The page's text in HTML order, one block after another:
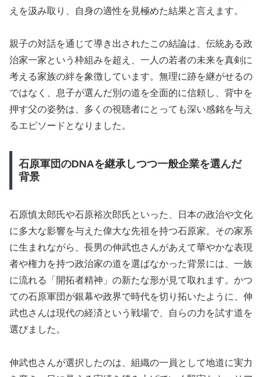
えを汲み取り、自身の適性を見極めた結果と言えます。
親子の対話を通じて導き出されたこの結論は、伝統ある政
治家一家という枠組みを超え、一人の若者の未来を真剣に
考える家族の絆を象徴しています。無理に跡を継がせるの
ではなく、息子が選んだ別の道を全面的に信頼し、背中を
押す父の姿勢は、多くの視聴者にとっても深い感銘を与え
るエピソードとなりました。
石原軍団のDNAを継承しつつ一般企業を選んだ
背景
石原慎太郎氏や石原裕次郎氏といった、日本の政治や文化
に多大な影響を与えた偉大な先祖を持つ石原家。その家系
に生まれながら、長男の伸武也さんがあえて華やかな表現
者や権力を持つ政治家の道を選ばなかった背景には、一族
に流れる「開拓者精神」の新たな形が見て取れます。かつ
ての石原軍団が銀幕や政界で時代を切り拓いたように、伸
武也さんは現代の経済という戦場で、自らの力を試す道を
選びました。
伸武也さんが選択したのは、組織の一員として地道に実力